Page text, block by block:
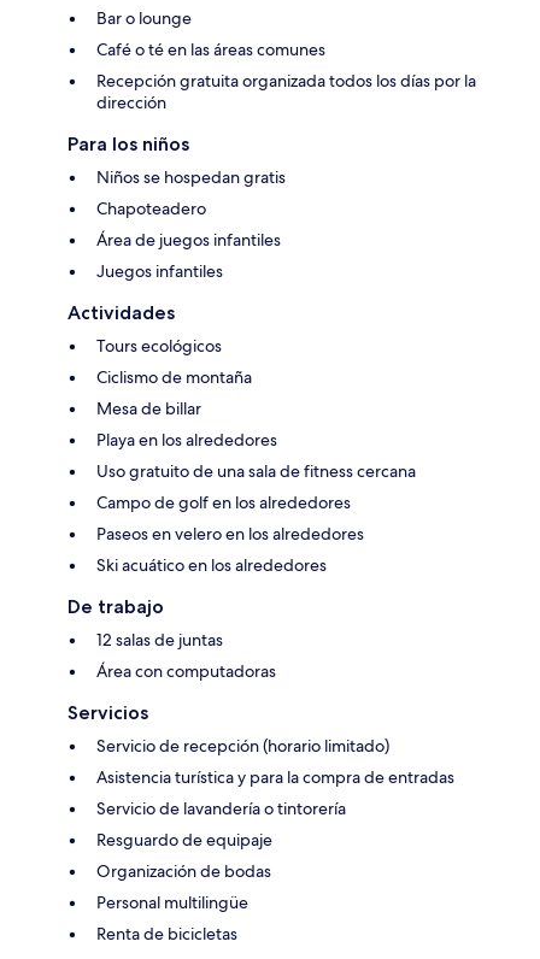
Bar o lounge
Café o té en las áreas comunes
Recepción gratuita organizada todos los días por la
dirección
Para los niños
Niños se hospedan gratis
Chapoteadero
Área de juegos infantiles
Juegos infantiles
Actividades
Tours ecológicos
Ciclismo de montaña
Mesa de billar
Playa en los alrededores
Uso gratuito de una sala de fitness cercana
Campo de golf en los alrededores
Paseos en velero en los alrededores
Ski acuático en los alrededores
De trabajo
12 salas de juntas
Área con computadoras
Servicios
Servicio de recepción (horario limitado)
Asistencia turística y para la compra de entradas
Servicio de lavandería o tintorería
Resguardo de equipaje
Organización de bodas
Personal multilingüe
Renta de bicicletas